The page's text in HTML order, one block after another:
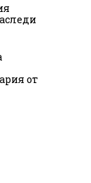
от